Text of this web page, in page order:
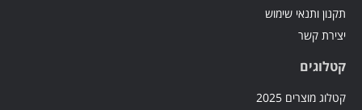
תקנון ותנאי שימוש
יצירת קשר
קטלוגים
קטלוג מוצרים 2025